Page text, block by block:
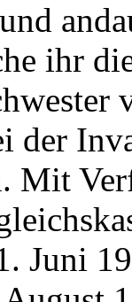
ihr
der
Mit
Juni